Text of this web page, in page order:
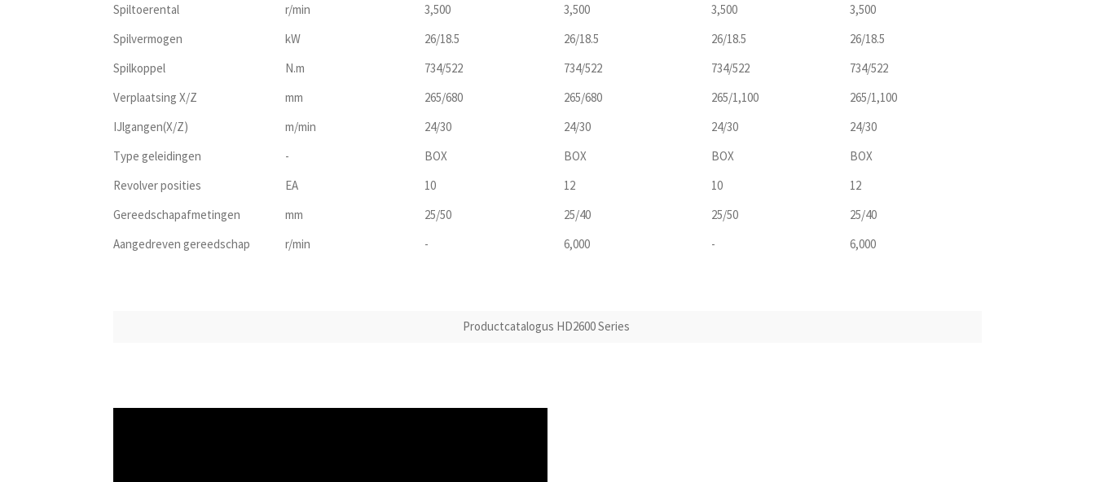
Spiltoerental
r/min 3,500 3,500 3,500
3,500
Spilvermogen
kW 26/18.5 26/18.5 26/18.5
26/18.5
Spilkoppel
N.m 734/522 734/522 734/522
734/522
Verplaatsing X/Z
mm 265/680 265/680 265/1,100
265/1,100
IJlgangen(X/Z)
m/min 24/30 24/30 24/30
24/30
Type geleidingen
- BOX BOX BOX
BOX
Revolver posities
EA 10 12 10
12
Gereedschapafmetingen
mm 25/50 25/40 25/50
25/40
Aangedreven gereedschap
r/min - 6,000 - 6,000
Productcatalogus HD2600 Series